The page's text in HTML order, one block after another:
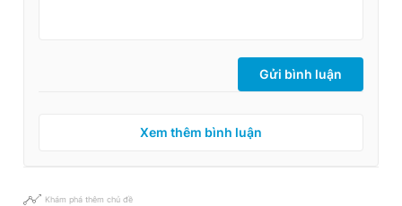
Gửi bình luận
Xem thêm bình luận
Khám phá thêm chủ đề